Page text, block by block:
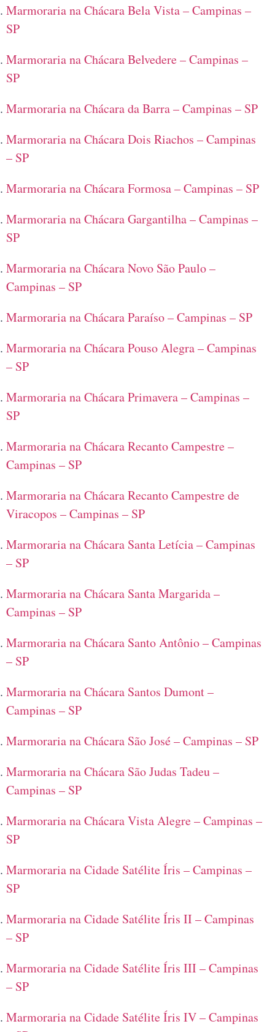
Marmoraria na Chácara Bela Vista – Campinas –
SP
Marmoraria na Chácara Belvedere – Campinas –
SP
Marmoraria na Chácara da Barra – Campinas – SP
Marmoraria na Chácara Dois Riachos – Campinas
– SP
Marmoraria na Chácara Formosa – Campinas – SP
Marmoraria na Chácara Gargantilha – Campinas –
SP
Marmoraria na Chácara Novo São Paulo –
Campinas – SP
Marmoraria na Chácara Paraíso – Campinas – SP
Marmoraria na Chácara Pouso Alegra – Campinas
– SP
Marmoraria na Chácara Primavera – Campinas –
SP
Marmoraria na Chácara Recanto Campestre –
Campinas – SP
Marmoraria na Chácara Recanto Campestre de
Viracopos – Campinas – SP
Marmoraria na Chácara Santa Letícia – Campinas
– SP
Marmoraria na Chácara Santa Margarida –
Campinas – SP
Marmoraria na Chácara Santo Antônio – Campinas
– SP
Marmoraria na Chácara Santos Dumont –
Campinas – SP
Marmoraria na Chácara São José – Campinas – SP
Marmoraria na Chácara São Judas Tadeu –
Campinas – SP
Marmoraria na Chácara Vista Alegre – Campinas –
SP
Marmoraria na Cidade Satélite Íris – Campinas –
SP
Marmoraria na Cidade Satélite Íris II – Campinas
– SP
Marmoraria na Cidade Satélite Íris III – Campinas
– SP
Marmoraria na Cidade Satélite Íris IV – Campinas